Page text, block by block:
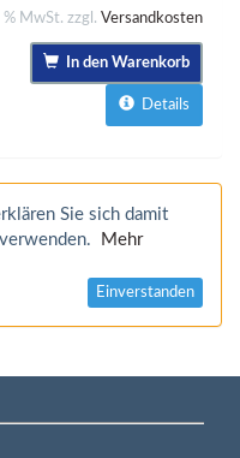
MwSt. zzgl. Versandkosten
In den Warenkorb
Details
Sie sich damit
Mehr
Einverstanden